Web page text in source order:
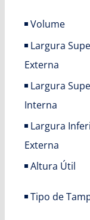
Volume
Largura
Externa
Largura
Interna
Largura
Externa
Altura Útil
Tipo de